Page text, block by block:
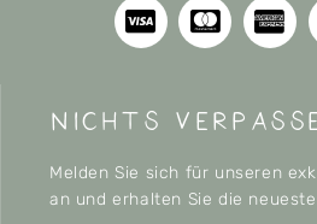
nichts
Melden Sie sich für unseren
an und erhalten Sie die